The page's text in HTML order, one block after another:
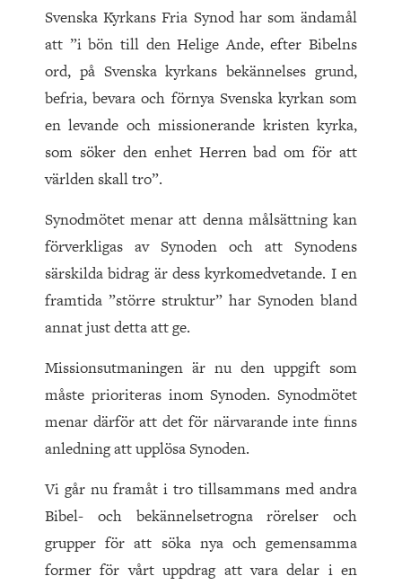
Svenska Kyrkans Fria Synod har som ändamål
att ”i bön till den Helige Ande, efter Bibelns
ord, på Svenska kyrkans bekännelses grund,
befria, bevara och förnya Svenska kyrkan som
en levande och missionerande kristen kyrka,
som söker den enhet Herren bad om för att
världen skall tro”.
Synodmötet menar att denna målsättning kan
förverkligas av Synoden och att Synodens
särskilda bidrag är dess kyrkomedvetande. I en
framtida ”större struktur” har Synoden bland
annat just detta att ge.
Missionsutmaningen är nu den uppgift som
måste prioriteras inom Synoden. Synodmötet
menar därför att det för närvarande inte finns
anledning att upplösa Synoden.
Vi går nu framåt i tro tillsammans med andra
Bibel- och bekännelsetrogna rörelser och
grupper för att söka nya och gemensamma
former för vårt uppdrag att vara delar i en